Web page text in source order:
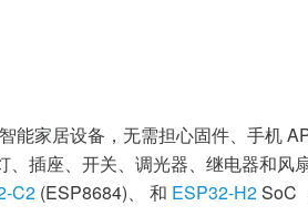
能家居设备，无需担心固件、手机
插座、开关、调光器、继电器和风
C2(ESP8684)、 和 ESP32-H2SoC